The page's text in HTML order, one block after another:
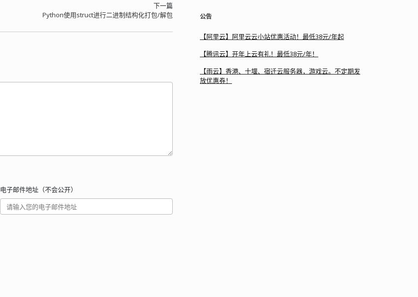
下一篇
Python使用struct进行二进制结构化打包/解包
电子邮件地址（不会公开）
公告
【阿里云】阿里云云小站优惠活动！最低38元/年起
【腾讯云】开年上云有礼！最低38元/年！
【雨云】香港、十堰、宿迁云服务器，游戏云。不定期发
放优惠券！